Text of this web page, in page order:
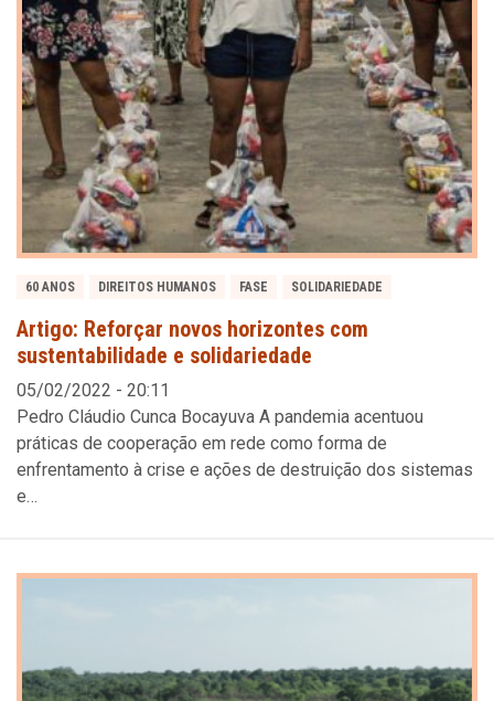
60 ANOS DIREITOS HUMANOS FASE SOLIDARIEDADE
Artigo: Reforçar novos horizontes com
sustentabilidade e solidariedade
05/02/2022 - 20:11
Pedro Cláudio Cunca Bocayuva A pandemia acentuou
práticas de cooperação em rede como forma de
enfrentamento à crise e ações de destruição dos sistemas
e…